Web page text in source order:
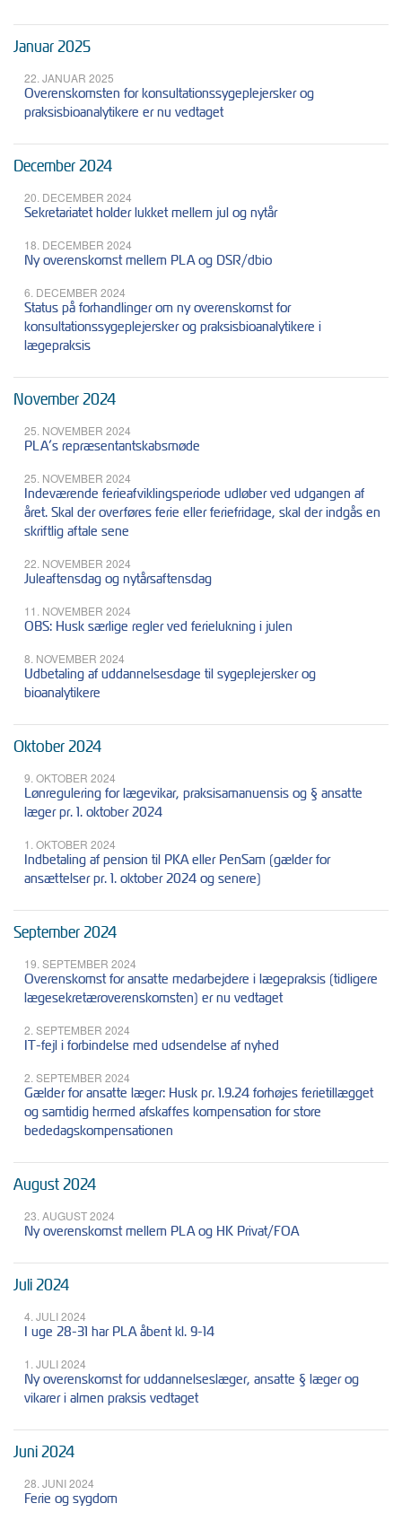
Januar 2025
22. JANUAR 2025
Overenskomsten for konsultationssygeplejersker og
praksisbioanalytikere er nu vedtaget
December 2024
20. DECEMBER 2024
Sekretariatet holder lukket mellem jul og nytår
18. DECEMBER 2024
Ny overenskomst mellem PLA og DSR/dbio
6. DECEMBER 2024
Status på forhandlinger om ny overenskomst for
konsultationssygeplejersker og praksisbioanalytikere i
lægepraksis
November 2024
25. NOVEMBER 2024
PLA’s repræsentantskabsmøde
25. NOVEMBER 2024
Indeværende ferieafviklingsperiode udløber ved udgangen af
året. Skal der overføres ferie eller feriefridage, skal der indgås en
skriftlig aftale sene
22. NOVEMBER 2024
Juleaftensdag og nytårsaftensdag
11. NOVEMBER 2024
OBS: Husk særlige regler ved ferielukning i julen
8. NOVEMBER 2024
Udbetaling af uddannelsesdage til sygeplejersker og
bioanalytikere
Oktober 2024
9. OKTOBER 2024
Lønregulering for lægevikar, praksisamanuensis og § ansatte
læger pr. 1. oktober 2024
1. OKTOBER 2024
Indbetaling af pension til PKA eller PenSam (gælder for
ansættelser pr. 1. oktober 2024 og senere)
September 2024
19. SEPTEMBER 2024
Overenskomst for ansatte medarbejdere i lægepraksis (tidligere
lægesekretæroverenskomsten) er nu vedtaget
2. SEPTEMBER 2024
IT-fejl i forbindelse med udsendelse af nyhed
2. SEPTEMBER 2024
Gælder for ansatte læger: Husk pr. 1.9.24 forhøjes ferietillægget
og samtidig hermed afskaffes kompensation for store
bededagskompensationen
August 2024
23. AUGUST 2024
Ny overenskomst mellem PLA og HK Privat/FOA
Juli 2024
4. JULI 2024
I uge 28-31 har PLA åbent kl. 9-14
1. JULI 2024
Ny overenskomst for uddannelseslæger, ansatte § læger og
vikarer i almen praksis vedtaget
Juni 2024
28. JUNI 2024
Ferie og sygdom